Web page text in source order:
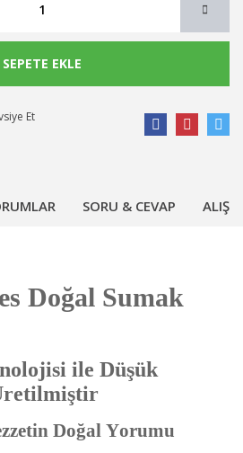
SEPETE EKLE
Et
SORU & CEVAP
Doğal Sumak
ile Düşük
Doğal Yorumu